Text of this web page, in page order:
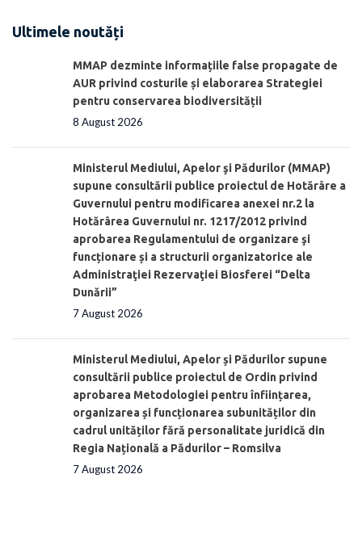
Ultimele noutăți
MMAP dezminte informațiile false propagate de
AUR privind costurile și elaborarea Strategiei
pentru conservarea biodiversității
8 August 2026
Ministerul Mediului, Apelor şi Pădurilor (MMAP)
supune consultării publice proiectul de Hotărâre a
Guvernului pentru modificarea anexei nr.2 la
Hotărârea Guvernului nr. 1217/2012 privind
aprobarea Regulamentului de organizare şi
funcționare și a structurii organizatorice ale
Administraţiei Rezervaţiei Biosferei “Delta
Dunării”
7 August 2026
Ministerul Mediului, Apelor și Pădurilor supune
consultării publice proiectul de Ordin privind
aprobarea Metodologiei pentru înființarea,
organizarea și funcționarea subunităților din
cadrul unităților fără personalitate juridică din
Regia Națională a Pădurilor – Romsilva
7 August 2026